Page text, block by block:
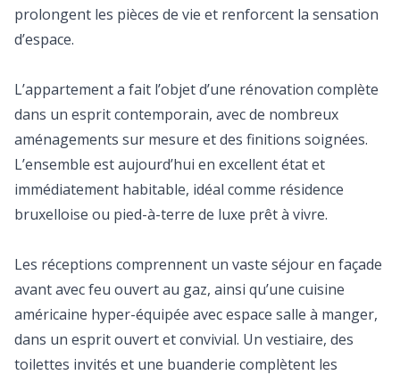
prolongent les pièces de vie et renforcent la sensation
d’espace.
L’appartement a fait l’objet d’une rénovation complète
dans un esprit contemporain, avec de nombreux
aménagements sur mesure et des finitions soignées.
L’ensemble est aujourd’hui en excellent état et
immédiatement habitable, idéal comme résidence
bruxelloise ou pied-à-terre de luxe prêt à vivre.
Les réceptions comprennent un vaste séjour en façade
avant avec feu ouvert au gaz, ainsi qu’une cuisine
américaine hyper-équipée avec espace salle à manger,
dans un esprit ouvert et convivial. Un vestiaire, des
toilettes invités et une buanderie complètent les